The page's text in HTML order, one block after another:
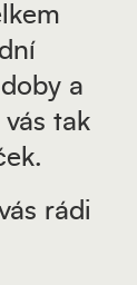
a
tak
rádi